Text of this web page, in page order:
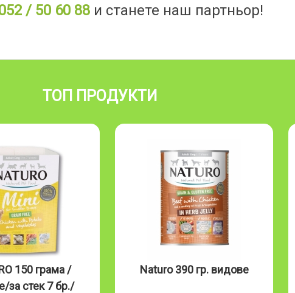
/ 50 60 88и станете наш партньор!
ТОП ПРОДУКТИ
150 грама /
за стек 7 бр./
Naturo 390 гр. видове